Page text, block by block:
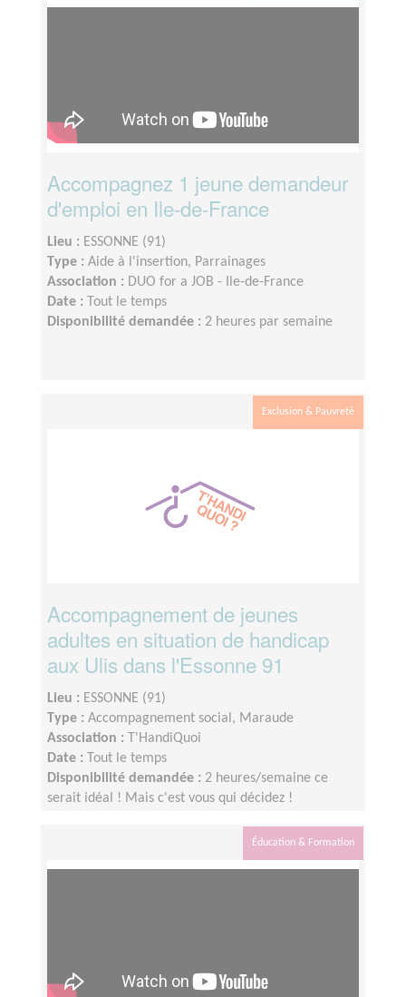
Accompagnez 1 jeune demandeur
d'emploi en Ile-de-France
Lieu : ESSONNE (91)
Type : Aide à l'insertion, Parrainages
Association : DUO for a JOB - Ile-de-France
Date :
Tout le temps
Disponibilité demandée : 2 heures par semaine
Exclusion & Pauvreté
Accompagnement de jeunes
adultes en situation de handicap
aux Ulis dans l'Essonne 91
Lieu : ESSONNE (91)
Type : Accompagnement social, Maraude
Association :
T'HandiQuoi
Date :
Tout le temps
Disponibilité demandée : 2 heures/semaine ce
serait idéal ! Mais c'est vous qui décidez !
Éducation & Formation